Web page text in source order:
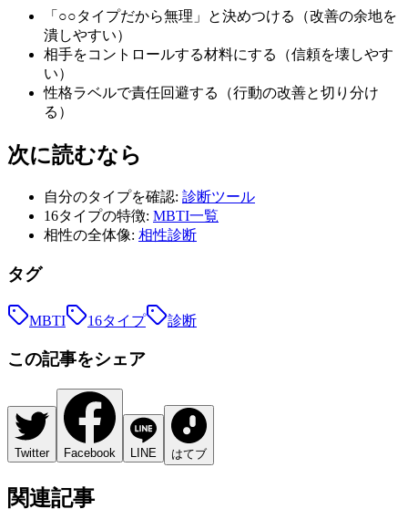
「○○タイプだから無理」と決めつける（改善の余地を
潰しやすい）
相手をコントロールする材料にする（信頼を壊しやす
い）
性格ラベルで責任回避する（行動の改善と切り分け
る）
次に読むなら
自分のタイプを確認: 診断ツール
16タイプの特徴: MBTI一覧
相性の全体像: 相性診断
タグ
MBTI 16タイプ 診断
この記事をシェア
Twitter Facebook LINE はてブ
関連記事